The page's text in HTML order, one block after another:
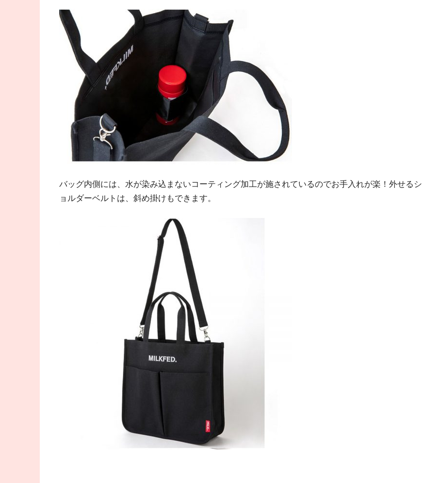
バッグ内側には、水が染み込まないコーティング加工が施されているのでお手入れが楽！外せるシ
ョルダーベルトは、斜め掛けもできます。